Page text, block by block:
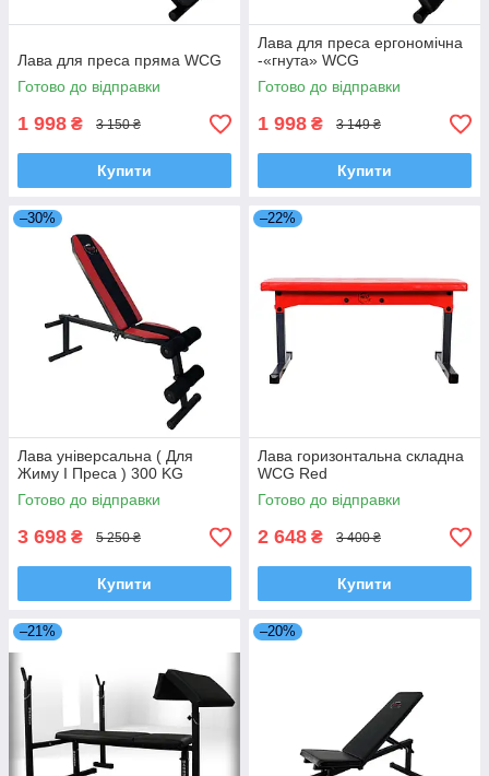
Лава для преса пряма WCG
Готово до відправки
1 998 ₴ 3 150 ₴
Купити
Лава для преса ергономічна
-«гнута» WCG
Готово до відправки
1 998 ₴ 3 149 ₴
Купити
–30%
Лава універсальна ( Для
Жиму І Преса ) 300 KG
Готово до відправки
3 698 ₴ 5 250 ₴
Купити
–22%
Лава горизонтальна складна
WCG Red
Готово до відправки
2 648 ₴ 3 400 ₴
Купити
–21% –20%